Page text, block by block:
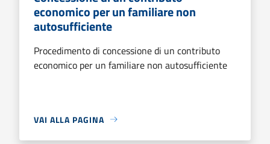
economico per un familiare non
autosufficiente
Procedimento di concessione di un contributo
economico per un familiare non autosufficiente
VAI ALLA PAGINA